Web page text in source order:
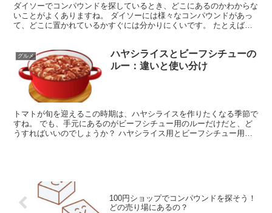
ダイソーでコンパウンドを探しているとき、どこにあるのかわからな
いことがよくありますね。 ダイソーには様々なコンパウンドがあっ
て、どこに置かれているかすぐには分かりにくいです。 たとえば、
グルメ
ハヤシライスとビーフシチューの
ルー：違いと使い分け
トマトが旬を迎えるこの時期は、ハヤシライスを作りたくなる季節で
すね。 でも、手元にあるのがビーフシチュー用のルーだけだと、ど
うすればいいのでしょうか？ ハヤシライス用とビーフシチュー用の
100円ショップでコンパウンドを探そう！
どの売り場にあるの？